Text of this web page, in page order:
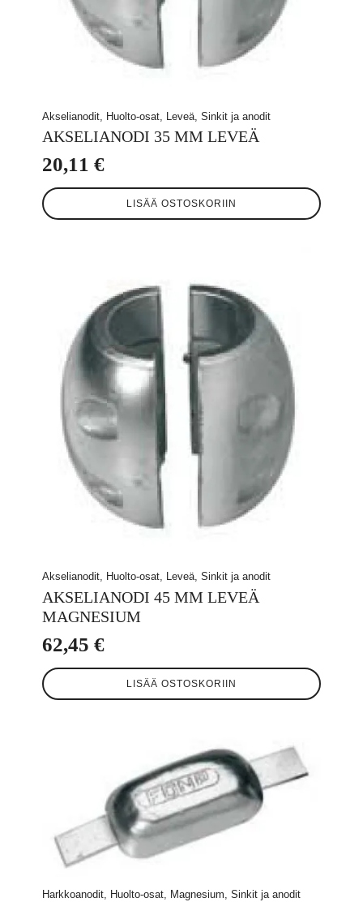
Akselianodit, Huolto-osat, Leveä, Sinkit ja anodit
AKSELIANODI 35 MM LEVEÄ
20,11 €
LISÄÄ OSTOSKORIIN
Akselianodit, Huolto-osat, Leveä, Sinkit ja anodit
AKSELIANODI 45 MM LEVEÄ
MAGNESIUM
62,45 €
LISÄÄ OSTOSKORIIN
Harkkoanodit, Huolto-osat, Magnesium, Sinkit ja anodit